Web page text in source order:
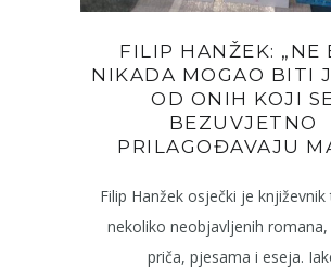
FILIP HANŽEK: „NE
NIKADA MOGAO BITI
OD ONIH KOJI SE
BEZUVJETNO
PRILAGOĐAVAJU
Filip Hanžek osječki je
nekoliko neobjavljenih romana,
priča, pjesama i eseja.